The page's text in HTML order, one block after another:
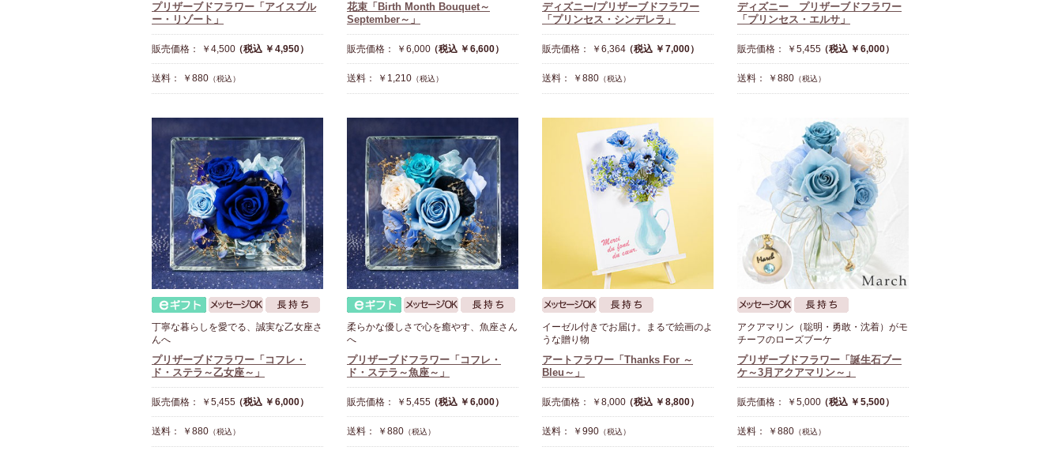
プリザーブドフラワー「アイスブル
ー・リゾート」
販売価格： ￥4,500（税込 ￥4,950）
送料： ￥880 （税込）
花束「Birth Month Bouquet～
September～」
販売価格： ￥6,000（税込 ￥6,600）
送料： ￥1,210 （税込）
ディズニー/プリザーブドフラワー
「プリンセス・シンデレラ」
販売価格： ￥6,364（税込 ￥7,000）
送料： ￥880 （税込）
ディズニー プリザーブドフラワー
「プリンセス・エルサ」
販売価格： ￥5,455（税込 ￥6,000）
送料： ￥880 （税込）
丁寧な暮らしを愛でる、誠実な乙女座さ
んへ
プリザーブドフラワー「コフレ・
ド・ステラ～乙女座～」
販売価格： ￥5,455（税込 ￥6,000）
送料： ￥880 （税込）
柔らかな優しさで心を癒やす、魚座さん
へ
プリザーブドフラワー「コフレ・
ド・ステラ～魚座～」
販売価格： ￥5,455（税込 ￥6,000）
送料： ￥880 （税込）
イーゼル付きでお届け。まるで絵画のよ
うな贈り物
アートフラワー「Thanks For ～
Bleu～」
販売価格： ￥8,000（税込 ￥8,800）
送料： ￥990 （税込）
アクアマリン（聡明・勇敢・沈着）がモ
チーフのローズブーケ
プリザーブドフラワー「誕生石ブー
ケ～3月アクアマリン～」
販売価格： ￥5,000（税込 ￥5,500）
送料： ￥880 （税込）